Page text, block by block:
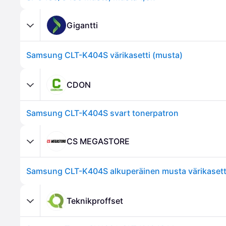
Gigantti
Samsung CLT-K404S värikasetti (musta)
CDON
Samsung CLT-K404S svart tonerpatron
CS MEGASTORE
Teknikproffset